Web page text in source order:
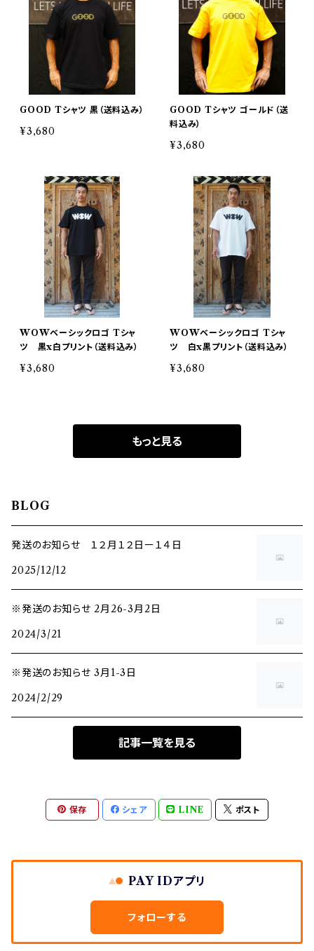
GOOD Tシャツ 黒（送料込み）
¥3,680
GOOD Tシャツ ゴールド（送
料込み）
¥3,680
WOWベーシックロゴ Tシャ
ツ 黒x白プリント（送料込み）
¥3,680
WOWベーシックロゴ Tシャ
ツ 白x黒プリント（送料込み）
¥3,680
もっと見る
BLOG
発送のお知らせ １２月１２日ー１４日
2025/12/12
※発送のお知らせ 2月26-3月2日
2024/3/21
※発送のお知らせ 3月1-3日
2024/2/29
記事一覧を見る
保存 シェア LINE ポスト
PAY IDアプリ
フォローする